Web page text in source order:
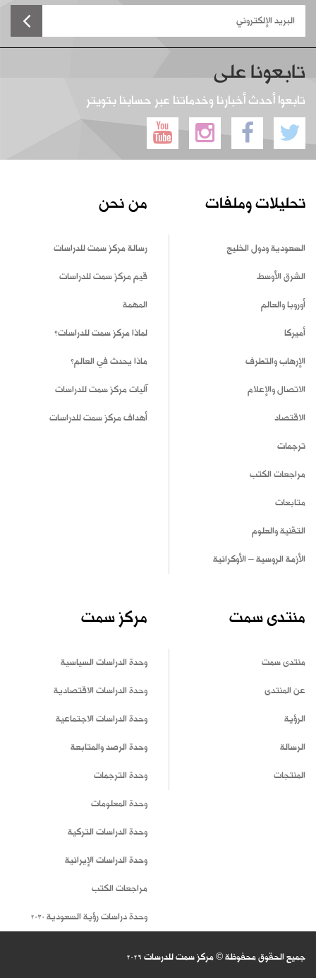
تابعونا على
تابعوا أحدث أخبارنا وخدماتنا عبر حسابنا بتويتر
تحليلات وملفات
السعودية ودول الخليج
الشرق الأوسط
أوروبا والعالم
أميركا
الإرهاب والتطرف
الاتصال والإعلام
الاقتصاد
ترجمات
مراجعات الكتب
متابعات
التقنية والعلوم
الأزمة الروسية – الأوكرانية
من نحن
رسالة مركز سمت للدراسات
قيم مركز سمت للدراسات
المهمة
لماذا مركز سمت للدراسات؟
ماذا يحدث في العالم؟
آليات مركز سمت للدراسات
أهداف مركز سمت للدراسات
منتدى سمت
منتدى سمت
عن المنتدى
الرؤية
الرسالة
المنتجات
مركز سمت
وحدة الدراسات السياسية
وحدة الدراسات الاقتصادية
وحدة الدراسات الاجتماعية
وحدة الرصد والمتابعة
وحدة الترجمات
وحدة المعلومات
وحدة الدراسات التركية
وحدة الدراسات الإيرانية
مراجعات الكتب
وحدة دراسات رؤية السعودية 2030
جميع الحقوق محفوظة © مركز سمت للدرسات2026